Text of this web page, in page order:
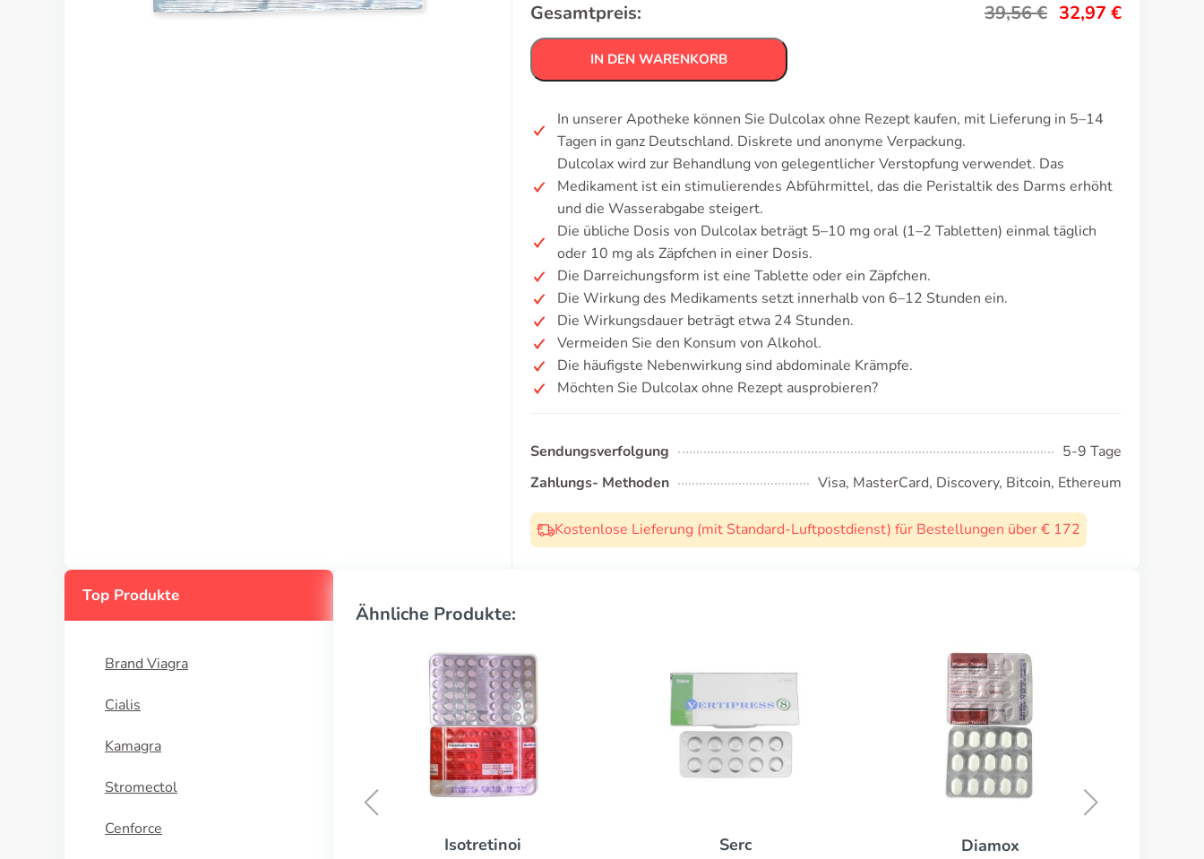
Gesamtpreis: 39,56€ 32,97 €
IN DEN WARENKORB
In unserer Apotheke können Sie Dulcolax ohne Rezept kaufen, mit Lieferung in 5–14
Tagen in ganz Deutschland. Diskrete und anonyme Verpackung.
Dulcolax wird zur Behandlung von gelegentlicher Verstopfung verwendet. Das
Medikament ist ein stimulierendes Abführmittel, das die Peristaltik des Darms erhöht
und die Wasserabgabe steigert.
Die übliche Dosis von Dulcolax beträgt 5–10 mg oral (1–2 Tabletten) einmal täglich
oder 10 mg als Zäpfchen in einer Dosis.
Die Darreichungsform ist eine Tablette oder ein Zäpfchen.
Die Wirkung des Medikaments setzt innerhalb von 6–12 Stunden ein.
Die Wirkungsdauer beträgt etwa 24 Stunden.
Vermeiden Sie den Konsum von Alkohol.
Die häufigste Nebenwirkung sind abdominale Krämpfe.
Möchten Sie Dulcolax ohne Rezept ausprobieren?
Sendungsverfolgung
5-9 Tage
Zahlungs- Methoden
Visa, MasterCard, Discovery, Bitcoin, Ethereum
Kostenlose Lieferung (mit Standard-Luftpostdienst) für Bestellungen über € 172
Top Produkte
Brand Viagra
Cialis
Kamagra
Stromectol
Cenforce
Ähnliche Produkte:
Serc Diamox
Danocrine